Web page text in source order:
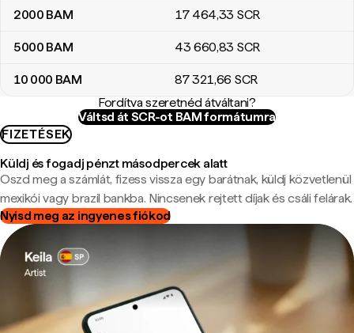
2000 BAM 17 464,33 SCR
5000 BAM 43 660,83 SCR
10 000 BAM 87 321,66 SCR
Fordítva szeretnéd átváltani?
Váltsd át SCR-ot BAM formátumra
FIZETÉSEK
Küldj és fogadj pénzt másodpercek alatt
Oszd meg a számlát, fizess vissza egy barátnak, küldj közvetlenül
mexikói vagy brazil bankba. Nincsenek rejtett díjak és csáli felárak.
Nyisd meg az ingyenes fiókod